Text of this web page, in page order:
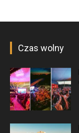
Czas wolny